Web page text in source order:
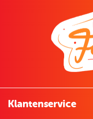
Klantenservice